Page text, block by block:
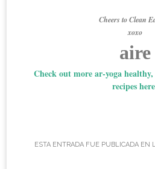
Cheers to Clean
xoxo
aire
Check out more ar-yoga
recipes
ESTA ENTRADA FUE PUBLICADA EN